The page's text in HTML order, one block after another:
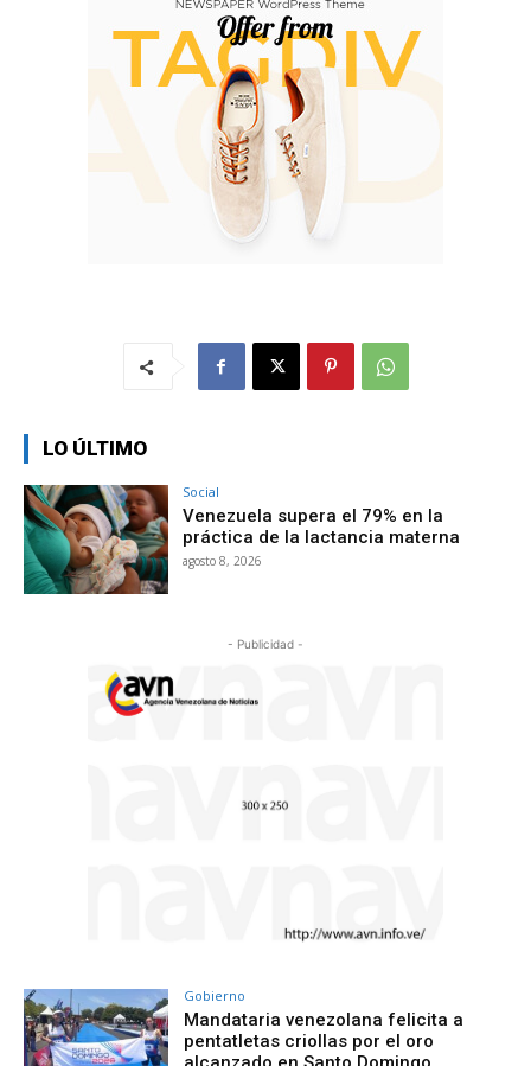
LO ÚLTIMO
Social
Venezuela supera el 79% en la
práctica de la lactancia materna
agosto 8, 2026
- Publicidad -
Gobierno
Mandataria venezolana felicita a
pentatletas criollas por el oro